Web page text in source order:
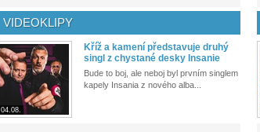
VIDEOKLIPY
04.08.
Kříž a kamení představuje druhý
singl z chystané desky Insanie
Bude to boj, ale neboj byl prvním singlem
kapely Insania z nového alba...